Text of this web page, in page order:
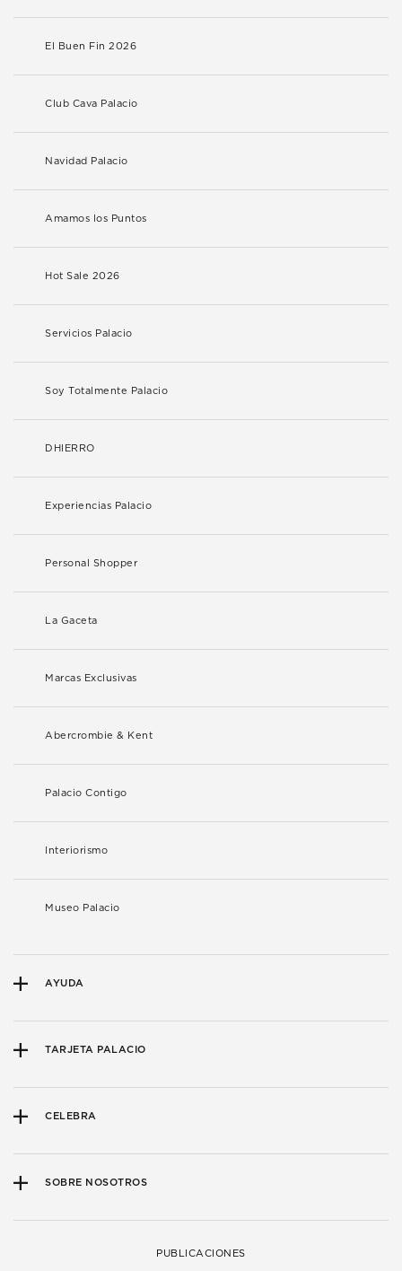
El Buen Fin 2026
Club Cava Palacio
Navidad Palacio
Amamos los Puntos
Hot Sale 2026
Servicios Palacio
Soy Totalmente Palacio
DHIERRO
Experiencias Palacio
Personal Shopper
La Gaceta
Marcas Exclusivas
Abercrombie & Kent
Palacio Contigo
Interiorismo
Museo Palacio
AYUDA
TARJETA PALACIO
CELEBRA
SOBRE NOSOTROS
PUBLICACIONES